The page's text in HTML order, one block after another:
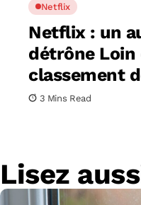
Netflix
Netflix : un
détrône Loin
classement
3 Mins Read
Lisez